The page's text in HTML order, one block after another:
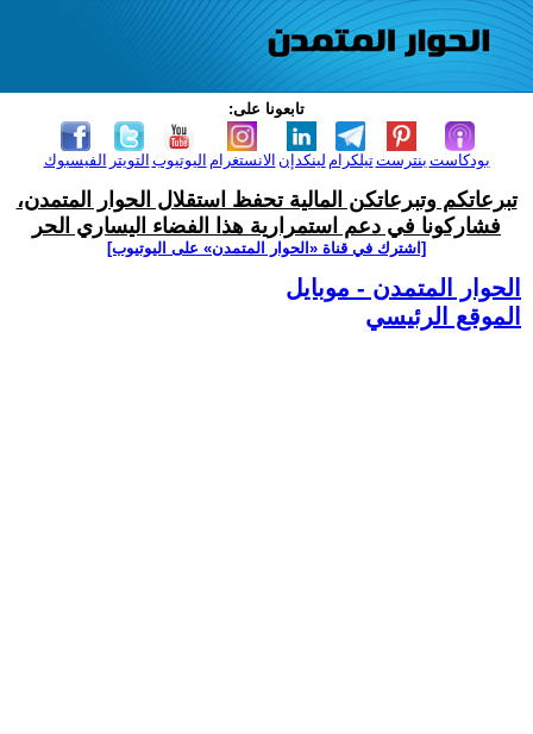
تابعونا على:
الفيسبوك التويتر اليوتيوب الانستغرام لينكدإن تيلكرامبنترست بودكاست
تبرعاتكم وتبرعاتكن المالية تحفظ استقلال الحوار المتمدن،
فشاركونا في دعم استمرارية هذا الفضاء اليساري الحر
[اشترك في قناة ‫«الحوار المتمدن» على اليوتيوب]
الحوار المتمدن - موبايل
الموقع الرئيسي